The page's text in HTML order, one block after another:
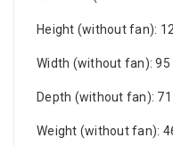
Height (without fan):
Width (without fan): 95
Depth (without fan):
Weight (without fan):